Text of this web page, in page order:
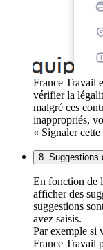
France Travail
vérifier la
malgré ces
inappropriés,
« Signaler
8. Suggestions
En fonction de
afficher des
suggestions
avez saisis.
Par exemple si
France Travail